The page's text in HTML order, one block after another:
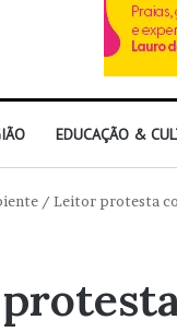
EDUCAÇÃO &
/ Leitor protesta